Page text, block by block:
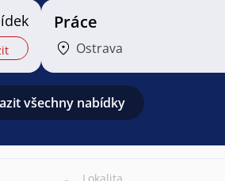
Práce
Ostrava
všechny nabídky